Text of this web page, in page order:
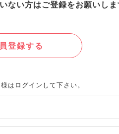
ない方はご登録をお願いし
登録する
はログインして下さい。